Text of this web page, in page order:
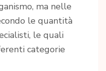
ma nelle
le quantità
le quali
categorie